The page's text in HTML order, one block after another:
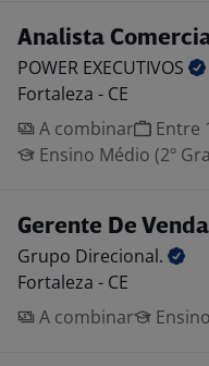
Analista
POWER EXECUTIVOS
Fortaleza - CE
A combinar
Entre
Ensino Médio (2º
Gerente De
Grupo Direcional.
Fortaleza - CE
A combinar